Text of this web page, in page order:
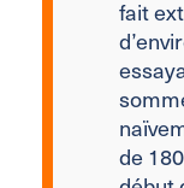
fait
de